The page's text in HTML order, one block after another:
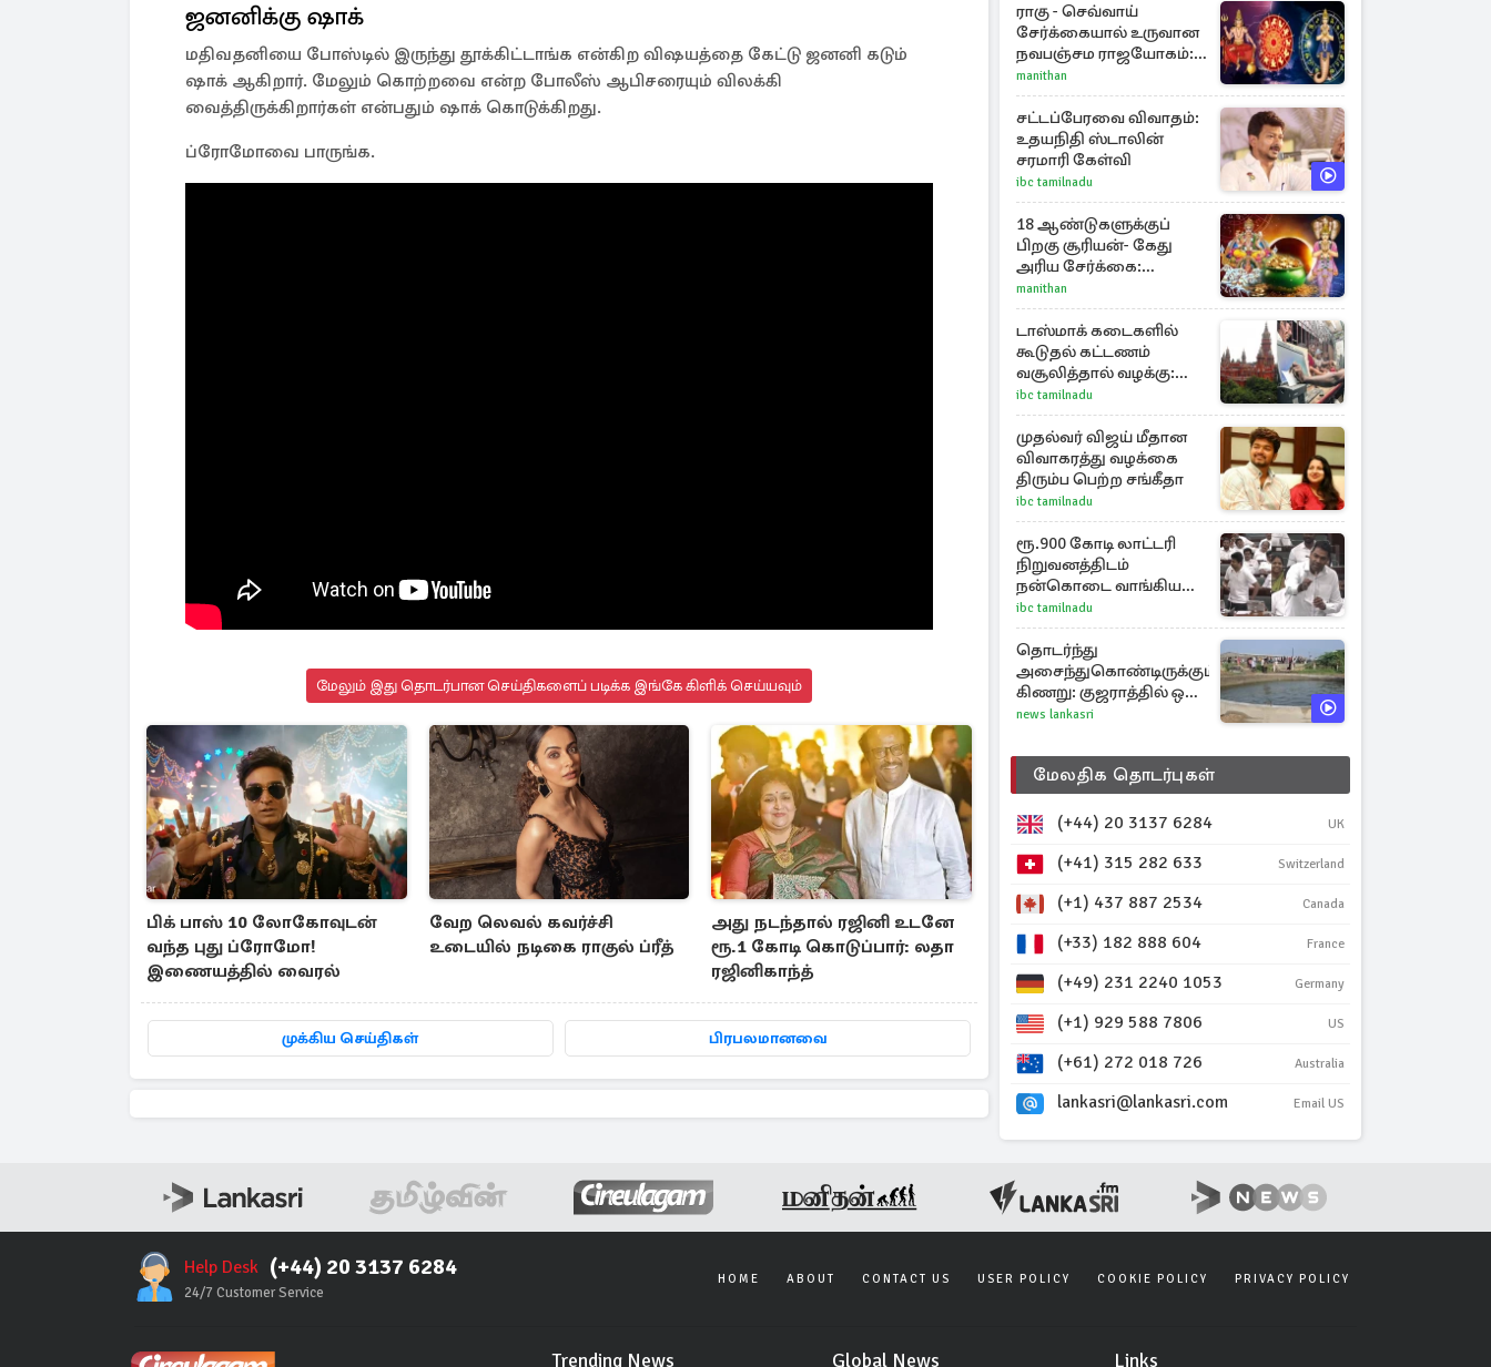
ஜனனிக்கு ஷாக்
மதிவதனியை போஸ்டில் இருந்து தூக்கிட்டாங்க என்கிற விஷயத்தை கேட்டு ஜனனி கடும்
ஷாக் ஆகிறார். மேலும் கொற்றவை என்ற போலீஸ் ஆபிசரையும் விலக்கி
வைத்திருக்கிறார்கள் என்பதும் ஷாக் கொடுக்கிறது.
ப்ரோமோவை பாருங்க.
மேலும் இது தொடர்பான செய்திகளைப் படிக்க இங்கே கிளிக் செய்யவும்
பிக் பாஸ் 10 லோகோவுடன்
வந்த புது ப்ரோமோ!
இணையத்தில் வைரல்
வேற லெவல் கவர்ச்சி
உடையில் நடிகை ராகுல் ப்ரீத்
அது நடந்தால் ரஜினி உடனே
ரூ.1 கோடி கொடுப்பார்: லதா
ரஜினிகாந்த்
முக்கிய செய்திகள் பிரபலமானவை
ராகு - செவ்வாய்
சேர்க்கையால் உருவான
நவபஞ்சம ராஜயோகம்:
அதிர்ஷ்டம் பெறும் 3
ராசிகள்!
manithan
சட்டப்பேரவை விவாதம்:
உதயநிதி ஸ்டாலின்
சரமாரி கேள்வி
ibc tamilnadu
18 ஆண்டுகளுக்குப்
பிறகு சூரியன்- கேது
அரிய சேர்க்கை:
அதிர்ஷ்டம் பெறும் 3
ராசிகள்!
manithan
டாஸ்மாக் கடைகளில்
கூடுதல் கட்டணம்
வசூலித்தால் வழக்கு:
சென்னை
உயர்நீதிமன்றம் உத்தரவு
ibc tamilnadu
முதல்வர் விஜய் மீதான
விவாகரத்து வழக்கை
திரும்ப பெற்ற சங்கீதா
ibc tamilnadu
ரூ.900 கோடி லாட்டரி
நிறுவனத்திடம்
நன்கொடை வாங்கியது
ஏன்? உதயநிதி - ஆதவ்
விவாதம்
ibc tamilnadu
தொடர்ந்து
அசைந்துகொண்டிருக்கும்
கிணறு: குஜராத்தில் ஒரு
சுவாரஸ்ய நிகழ்வு
news lankasri
மேலதிக தொடர்புகள்
(+44) 20 3137 6284 UK
(+41) 315 282 633 Switzerland
(+1) 437 887 2534 Canada
(+33) 182 888 604 France
(+49) 231 2240 1053 Germany
(+1) 929 588 7806 US
(+61) 272 018 726 Australia
lankasri@lankasri.com Email US
Help Desk (+44) 20 3137 6284
24/7 Customer Service
HOME ABOUT CONTACT US USER POLICY COOKIE POLICY PRIVACY POLICY
Trending News Global News Links